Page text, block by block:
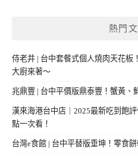
熱門
侍老井 | 台中套餐式個人燒肉天花板
大廚來著～
兆鼎豐 | 台中平價版鼎泰豐！蟹黃、
漢來海港台中店｜2025最新吃到飽
點一次看！
台灣e食館 | 台中平替版垂坤！零食